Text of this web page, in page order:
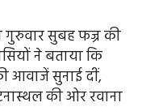
गुरुवार सुबह फज्र की
ने बताया कि
आवाजें सुनाई दीं,
की ओर रवाना